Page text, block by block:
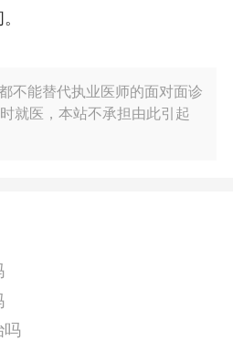
不能替代执业医师的面对面诊
就医，本站不承担由此引起
吗